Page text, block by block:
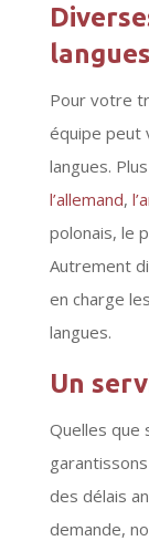
Pour votre
équipe peut
langues.
l’allemand,
polonais, le
Autrement
en charge
langues.
Un
Quelles que
des délais
demande,